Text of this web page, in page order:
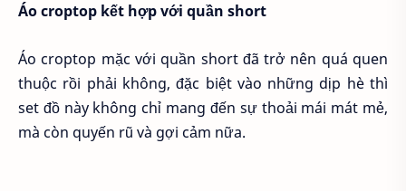
Áo croptop kết hợp với quần short
Áo croptop mặc với quần short đã trở nên quá quen
thuộc rồi phải không, đặc biệt vào những dịp hè thì
set đồ này không chỉ mang đến sự thoải mái mát mẻ,
mà còn quyến rũ và gợi cảm nữa.